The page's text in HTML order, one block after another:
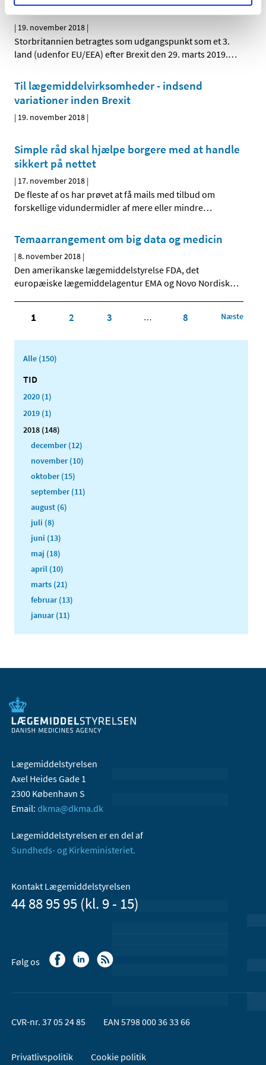
variationer inden Brexit
| 19. november 2018 |
Storbritannien betragtes som udgangspunkt som et 3.
land (udenfor EU/EEA) efter Brexit den 29. marts 2019.…
Til lægemiddelvirksomheder - indsend
variationer inden Brexit
| 19. november 2018 |
Simple råd skal hjælpe borgere med at handle
sikkert på nettet
| 17. november 2018 |
De fleste af os har prøvet at få mails med tilbud om
forskellige vidundermidler af mere eller mindre…
Temaarrangement om big data og medicin
|8. november 2018 |
Den amerikanske lægemiddelstyrelse FDA, det
europæiske lægemiddelagentur EMA og Novo Nordisk…
1 2 3 … 8 Næste
Alle (150)
TID
2020 (1)
2019 (1)
2018 (148)
december (12)
november (10)
oktober (15)
september (11)
august (6)
juli (8)
juni (13)
maj (18)
april (10)
marts (21)
februar (13)
januar (11)
Lægemiddelstyrelsen
Axel Heides Gade 1
2300 København S
Email: dkma@dkma.dk
Lægemiddelstyrelsen er en del af
Sundheds- og Kirkeministeriet.
Kontakt Lægemiddelstyrelsen
44 88 95 95 (kl. 9 - 15)
Følg os
CVR-nr. 37 05 24 85 EAN 5798 000 36 33 66
Privatlivspolitik
Cookie politik